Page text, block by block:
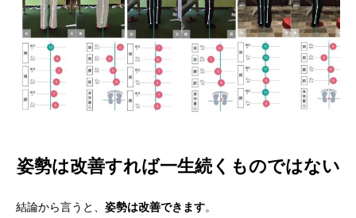
姿勢は改善すれば一生続くものではない
結論から言うと、 姿勢は改善できます。